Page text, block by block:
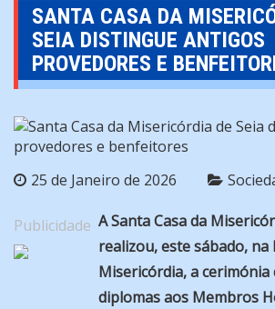
SANTA CASA DA
SEIA DISTINGUE ANTIGOS
PROVEDORES E
25 de Janeiro de 2026
Publicidade A Santa Casa da
realizou, este sábado, na
Misericórdia, a cerimónia
diplomas aos Membros